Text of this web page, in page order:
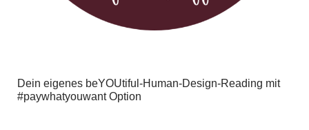
Dein eigenes beYOUtiful-Human-Design-Reading mit
#paywhatyouwant Option